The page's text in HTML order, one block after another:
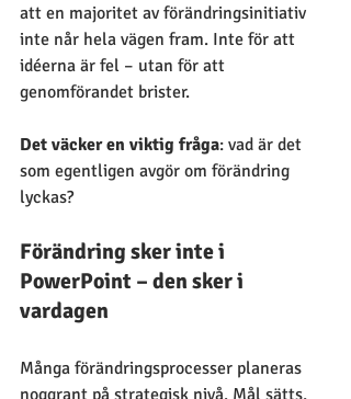
att en majoritet av förändringsinitiativ
inte når hela vägen fram. Inte för att
idéerna är fel – utan för att
genomförandet brister.
Det väcker en viktig fråga: vad är det
som egentligen avgör om förändring
lyckas?
Förändring sker inte i
PowerPoint – den sker i
vardagen
Många förändringsprocesser planeras
noggrant på strategisk nivå. Mål sätts,